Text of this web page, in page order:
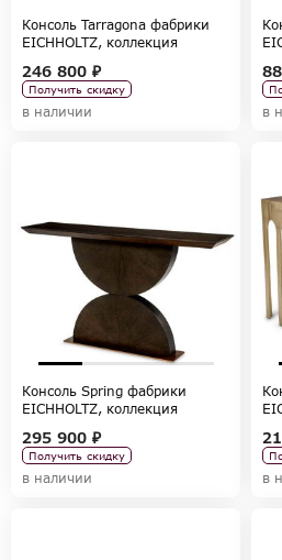
Консоль Tarragona фабрики
EICHHOLTZ, коллекция
246 800 ₽
Получить скидку
в наличии в
Консоль Spring фабрики
EICHHOLTZ, коллекция
295 900 ₽
Получить скидку
в наличии в